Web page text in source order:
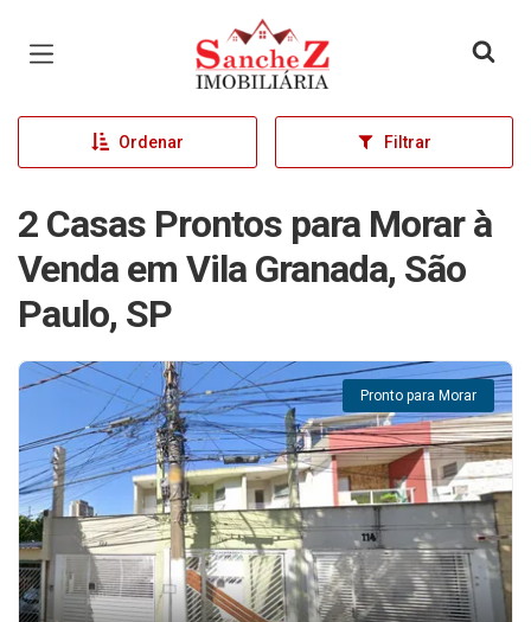
Página inicial
Ordenar Filtrar
2 Casas Prontos para Morar à
Venda em Vila Granada, São
Paulo, SP
Pronto para Morar